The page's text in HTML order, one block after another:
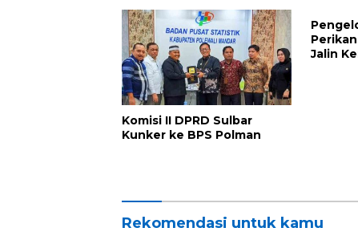
Komisi II DPRD Sulbar
Kunker ke BPS Polman
Jalin
Rekomendasi untuk kamu